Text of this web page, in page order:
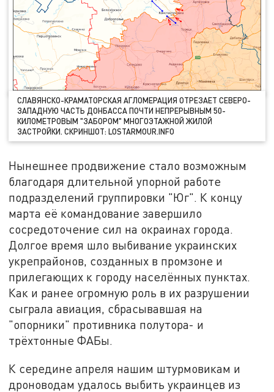
СЛАВЯНСКО-КРАМАТОРСКАЯ АГЛОМЕРАЦИЯ ОТРЕЗАЕТ СЕВЕРО-
ЗАПАДНУЮ ЧАСТЬ ДОНБАССА ПОЧТИ НЕПРЕРЫВНЫМ 50-
КИЛОМЕТРОВЫМ "ЗАБОРОМ" МНОГОЭТАЖНОЙ ЖИЛОЙ
ЗАСТРОЙКИ. СКРИНШОТ: LOSTARMOUR.INFO
Нынешнее продвижение стало возможным
благодаря длительной упорной работе
подразделений группировки "Юг". К концу
марта её командование завершило
сосредоточение сил на окраинах города.
Долгое время шло выбивание украинских
укрепрайонов, созданных в промзоне и
прилегающих к городу населённых пунктах.
Как и ранее огромную роль в их разрушении
сыграла авиация, сбрасывавшая на
"опорники" противника полутора- и
трёхтонные ФАБы.
К середине апреля нашим штурмовикам и
дроноводам удалось выбить украинцев из